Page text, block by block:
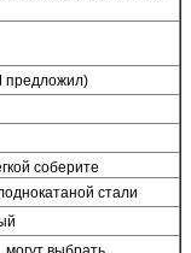
предложил)
соберите
стали